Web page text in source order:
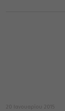
20 Ιανουαρίου 2015